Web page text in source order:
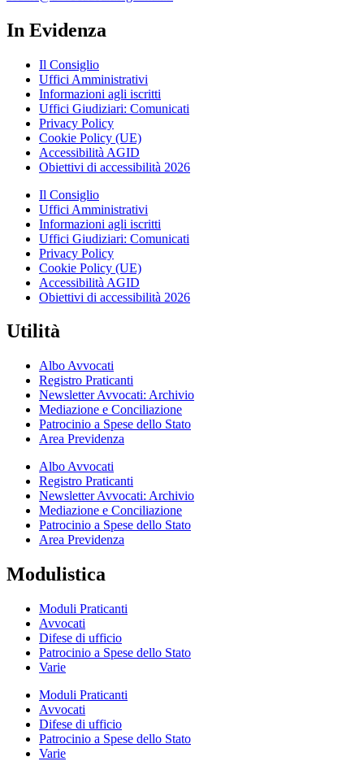
In Evidenza
Il Consiglio
Uffici Amministrativi
Informazioni agli iscritti
Uffici Giudiziari: Comunicati
Privacy Policy
Cookie Policy (UE)
Accessibilità AGID
Obiettivi di accessibilità 2026
Il Consiglio
Uffici Amministrativi
Informazioni agli iscritti
Uffici Giudiziari: Comunicati
Privacy Policy
Cookie Policy (UE)
Accessibilità AGID
Obiettivi di accessibilità 2026
Utilità
Albo Avvocati
Registro Praticanti
Newsletter Avvocati: Archivio
Mediazione e Conciliazione
Patrocinio a Spese dello Stato
Area Previdenza
Albo Avvocati
Registro Praticanti
Newsletter Avvocati: Archivio
Mediazione e Conciliazione
Patrocinio a Spese dello Stato
Area Previdenza
Modulistica
Moduli Praticanti
Avvocati
Difese di ufficio
Patrocinio a Spese dello Stato
Varie
Moduli Praticanti
Avvocati
Difese di ufficio
Patrocinio a Spese dello Stato
Varie